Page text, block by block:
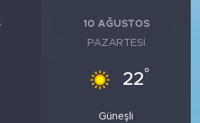
10 AĞUSTOS
PAZARTESI
22°
Güneşli